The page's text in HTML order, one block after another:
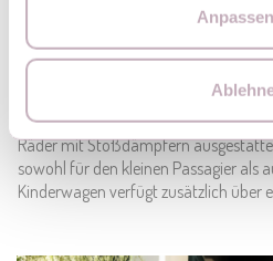
Anpassen
aus pannensicherem EVA-Schaum,
schwierigem Gelände perfekt
Räder mit Stoßdämpfern
sowohl für den kleinen Passagier als
Kinderwagen verfügt zusätzlich über